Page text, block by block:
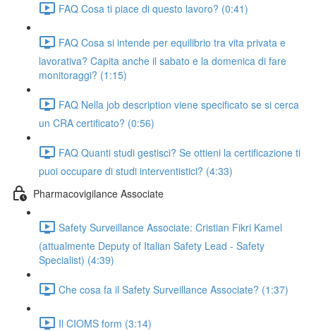
FAQ Cosa ti piace di questo lavoro? (0:41)
FAQ Cosa si intende per equilibrio tra vita privata e
lavorativa? Capita anche il sabato e la domenica di fare
monitoraggi? (1:15)
FAQ Nella job description viene specificato se si cerca
un CRA certificato? (0:56)
FAQ Quanti studi gestisci? Se ottieni la certificazione ti
puoi occupare di studi interventistici? (4:33)
Pharmacovigilance Associate
Safety Surveillance Associate: Cristian Fikri Kamel
(attualmente Deputy of Italian Safety Lead - Safety
Specialist) (4:39)
Che cosa fa il Safety Surveillance Associate? (1:37)
Il CIOMS form (3:14)